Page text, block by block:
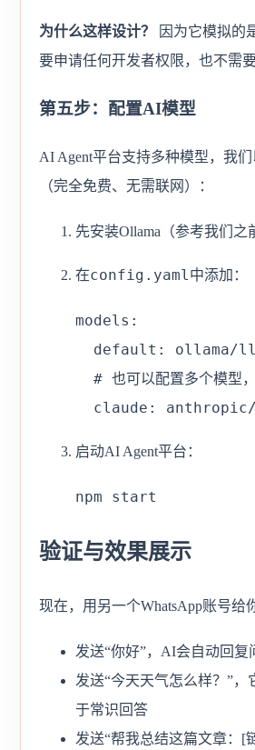
为什么这样设计？
因为它模拟的
要申请任何开发者权限，也不需要
第五步：配置AI模型
AI Agent平台支持多种模型，我
（完全免费、无需联网）：
先安装Ollama（参考我们之
在config.yaml中添加：
models:
default: ollama/
# 也可以配置多个模型
claude:
启动AI Agent平台：
npm start
验证与效果展示
现在，用另一个WhatsApp账号
发送“你好”，AI会自动回复
发送“今天天气怎么样？”
于常识回答
发送“帮我总结这篇文章：[